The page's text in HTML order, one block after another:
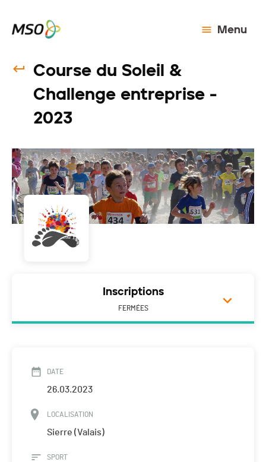
Menu
Course du Soleil &
Challenge entreprise -
2023
Inscriptions
FERMÉES
DATE
26.03.2023
LOCALISATION
Sierre (Valais)
SPORT